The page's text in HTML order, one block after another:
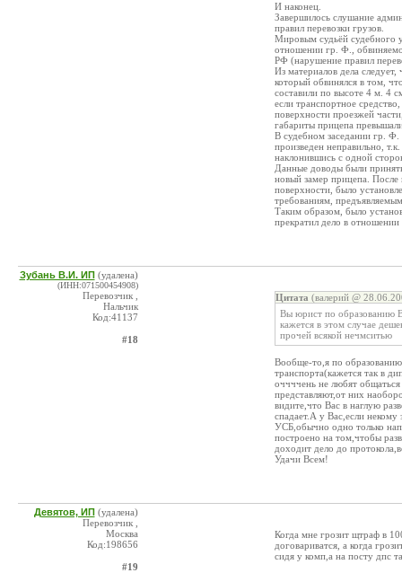
И наконец.
Завершилось слушание
правил перевозки грузов.
Мировым судьёй судебного
отношении гр. Ф.,
РФ (нарушение правил
Из материалов дела
который обвинялся в том,
составили по высоте 4 м. 4
если транспортное
поверхности проезжей
габариты прицепа
В судебном заседании гр. Ф.
произведен неправильно,
наклонившись с одной
Данные доводы были
новый замер прицепа.
поверхности, было
требованиям,
Таким образом, было
прекратил дело в отношении
Зубань В.И. ИП (удалена)
(ИНН:071500454908)
Перевозчик ,
Нальчик
Код:41137
#18
Цитата (валерий @
Вы юрист по образованию
кажется в этом случае
прочей всякой нечмситью
Вообще-то,я по
транспорта(кажется так в
оччччень не любят
представляют,от них
видите,что Вас в наглую
спадает.А у Вас,если некому
УСБ,обычно одно только
построено на том,чтобы
доходит дело до
Удачи Всем!
Девятов, ИП (удалена)
Перевозчик ,
Москва
Код:198656
#19
Когда мне грозит щтраф в
договариватся, а когда
сидя у комп,а на посту дпс